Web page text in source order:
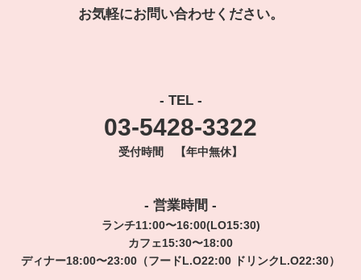
お気軽にお問い合わせください。
- TEL -
03-5428-3322
受付時間 【年中無休】
- 営業時間 -
ランチ11:00〜16:00(LO15:30)
カフェ15:30〜18:00
ディナー18:00〜23:00（フードL.O22:00 ドリンクL.O22:30）